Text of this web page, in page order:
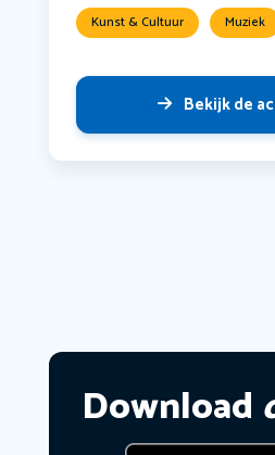
Kunst & Cultuur Muziek
Bekijk de
Download